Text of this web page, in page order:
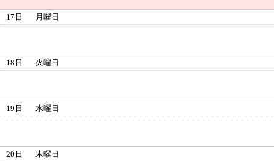
17日 月曜日
18日 火曜日
19日 水曜日
20日 木曜日